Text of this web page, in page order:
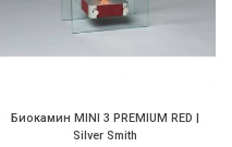
Биокамин MINI 3 PREMIUM RED |
Silver Smith